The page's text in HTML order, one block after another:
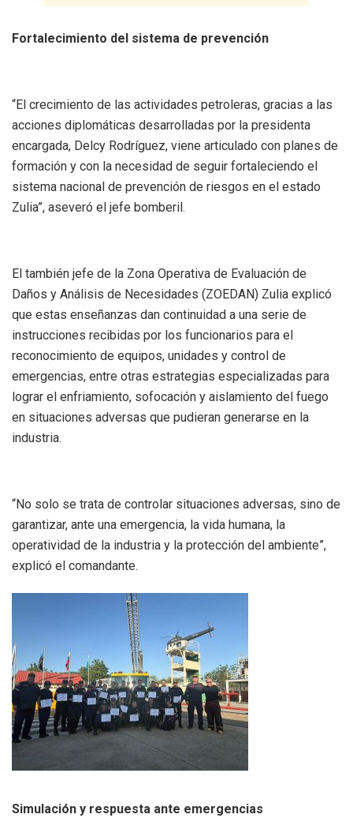
Fortalecimiento del sistema de prevención
“El crecimiento de las actividades petroleras, gracias a las
acciones diplomáticas desarrolladas por la presidenta
encargada, Delcy Rodríguez, viene articulado con planes de
formación y con la necesidad de seguir fortaleciendo el
sistema nacional de prevención de riesgos en el estado
Zulia”, aseveró el jefe bomberil.
El también jefe de la Zona Operativa de Evaluación de
Daños y Análisis de Necesidades (ZOEDAN) Zulia explicó
que estas enseñanzas dan continuidad a una serie de
instrucciones recibidas por los funcionarios para el
reconocimiento de equipos, unidades y control de
emergencias, entre otras estrategias especializadas para
lograr el enfriamiento, sofocación y aislamiento del fuego
en situaciones adversas que pudieran generarse en la
industria.
“No solo se trata de controlar situaciones adversas, sino de
garantizar, ante una emergencia, la vida humana, la
operatividad de la industria y la protección del ambiente”,
explicó el comandante.
Simulación y respuesta ante emergencias